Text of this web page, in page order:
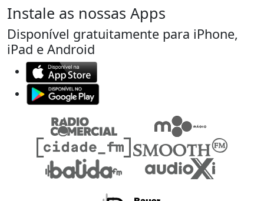
Instale as nossas Apps
Disponível gratuitamente para iPhone,
iPad e Android